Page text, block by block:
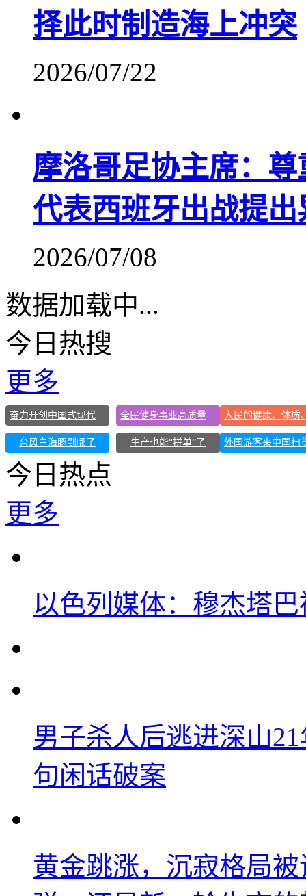
择此时制造海上冲突
2026/07/22
摩洛哥足协主席：
代表西班牙出战提出
2026/07/08
数据加载中...
今日热搜
更多
奋力开创中国式现代化建设新局面 全民健身事业高质量发展
台风白海豚到哪了 生产也能“拼单”了
今日热点
更多
以色列媒体：穆杰塔
男子杀人后逃进深山
句闲话破案
黄金跳涨，沉寂格局